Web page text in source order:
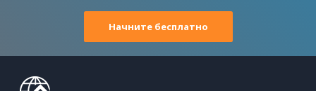
Начните бесплатно